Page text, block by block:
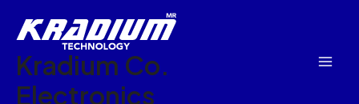
contenido
Kradium Co.
Electronics